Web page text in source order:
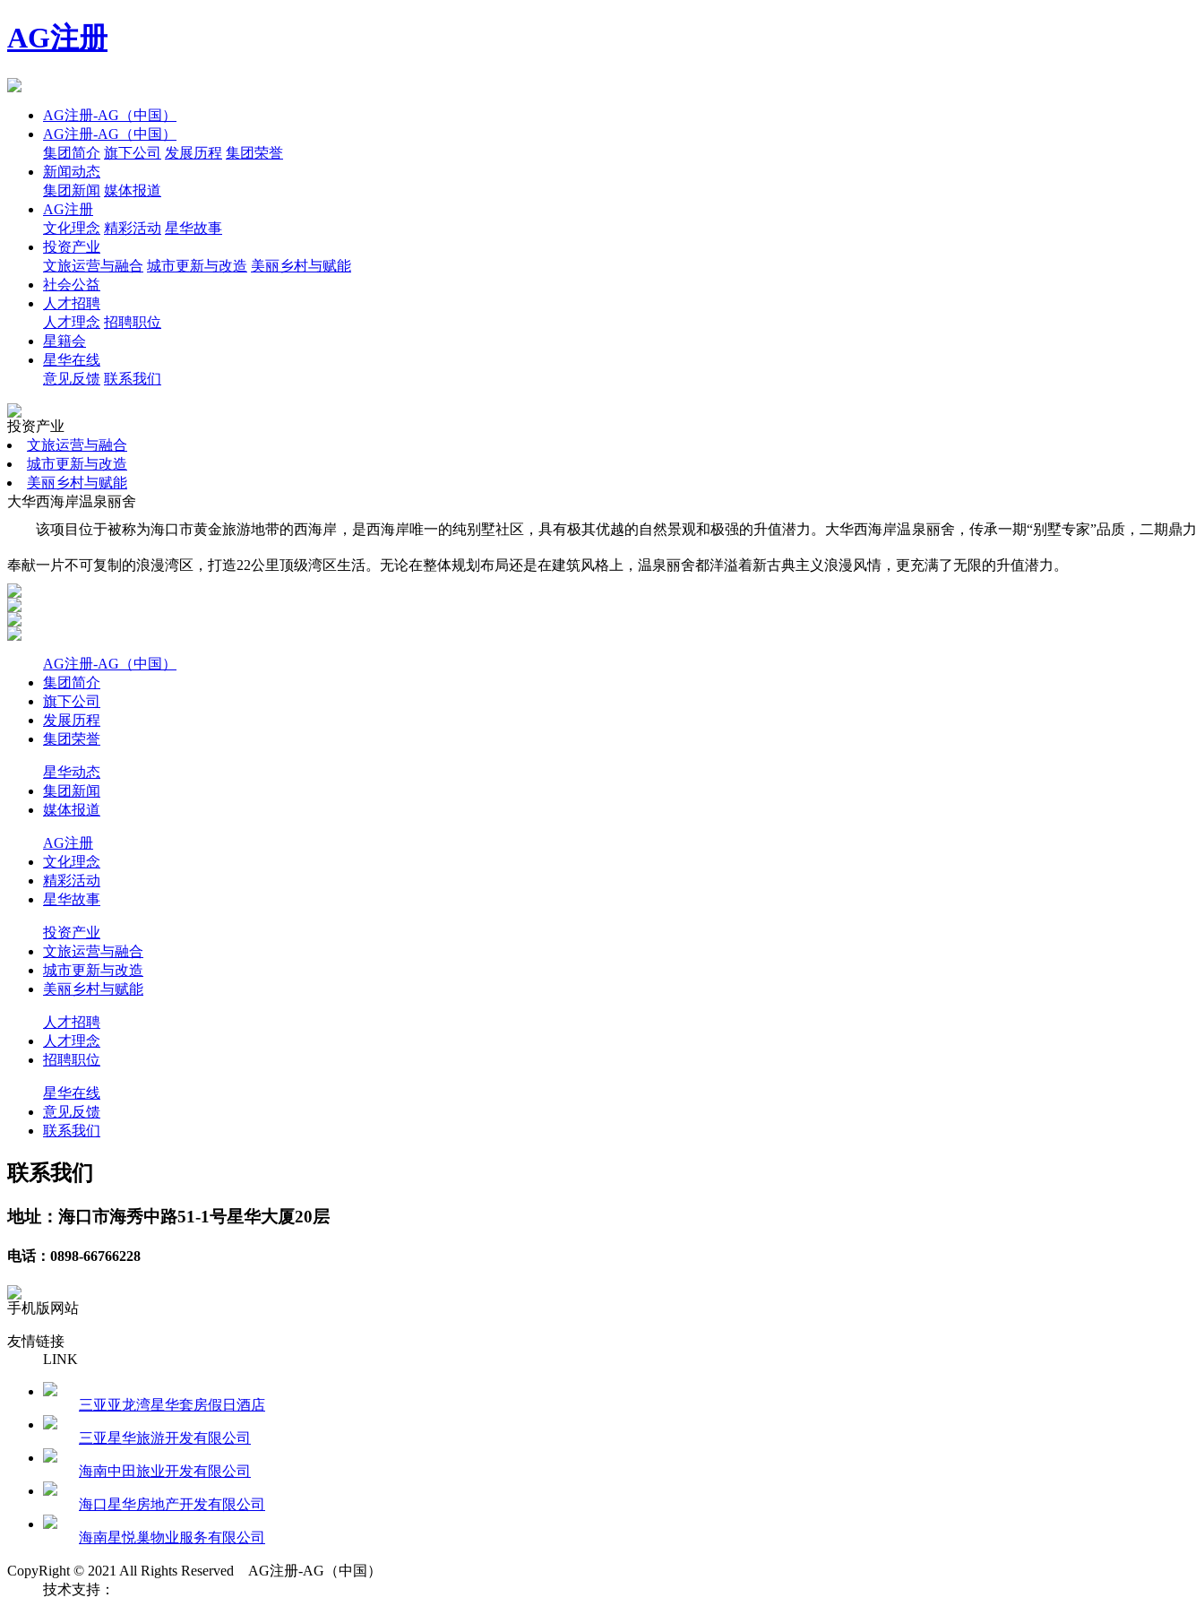
AG注册
AG注册-AG（中国）
AG注册-AG（中国）
集团简介 旗下公司 发展历程 集团荣誉
新闻动态
集团新闻 媒体报道
AG注册
文化理念 精彩活动 星华故事
投资产业
文旅运营与融合 城市更新与改造 美丽乡村与赋能
社会公益
人才招聘
人才理念 招聘职位
星籍会
星华在线
意见反馈 联系我们
投资产业
文旅运营与融合
城市更新与改造
美丽乡村与赋能
大华西海岸温泉丽舍
该项目位于被称为海口市黄金旅游地带的西海岸，是西海岸唯一的纯别墅社区，具有极其优越的自然景观和极强的升值潜力。大华西海岸温泉丽舍，传承一期“别墅专家”品质，二期鼎力
奉献一片不可复制的浪漫湾区，打造22公里顶级湾区生活。无论在整体规划布局还是在建筑风格上，温泉丽舍都洋溢着新古典主义浪漫风情，更充满了无限的升值潜力。
AG注册-AG（中国）
集团简介
旗下公司
发展历程
集团荣誉
星华动态
集团新闻
媒体报道
AG注册
文化理念
精彩活动
星华故事
投资产业
文旅运营与融合
城市更新与改造
美丽乡村与赋能
人才招聘
人才理念
招聘职位
星华在线
意见反馈
联系我们
联系我们
地址：海口市海秀中路51-1号星华大厦20层
电话：0898-66766228
手机版网站
友情链接
LINK
三亚亚龙湾星华套房假日酒店
三亚星华旅游开发有限公司
海南中田旅业开发有限公司
海口星华房地产开发有限公司
海南星悦巢物业服务有限公司
CopyRight © 2021 All Rights Reserved AG注册-AG（中国）
技术支持：